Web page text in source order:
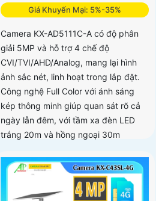
Giá Khuyến Mại: 5%-35%
Camera KX-AD5111C-A có độ phân
giải 5MP và hỗ trợ 4 chế độ
CVI/TVI/AHD/Analog, mang lại hình
ảnh sắc nét, linh hoạt trong lắp đặt.
Công nghệ Full Color với ánh sáng
kép thông minh giúp quan sát rõ cả
ngày lẫn đêm, với tầm xa đèn LED
trắng 20m và hồng ngoại 30m